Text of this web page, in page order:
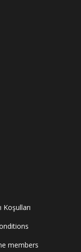
Koşulları
members